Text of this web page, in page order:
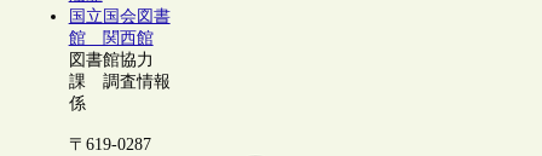
国立国会図書
館 関西館
図書館協力
課 調査情報
係
〒619-0287